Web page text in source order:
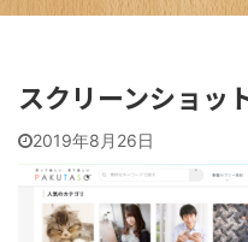
スクリーンショッ
2019年8月26日